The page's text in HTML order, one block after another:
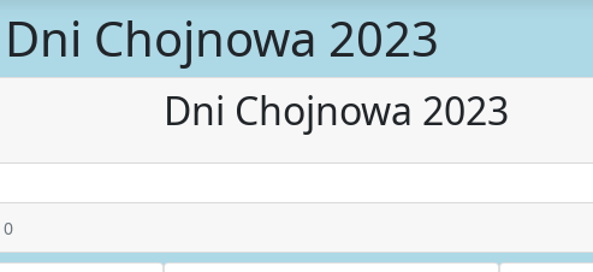
Chojnowa 2023
Dni Chojnowa 2023